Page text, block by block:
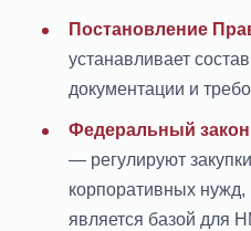
Постановление
устанавливает
документации и
Федеральный
— регулируют
корпоративных нужд,
является базой для